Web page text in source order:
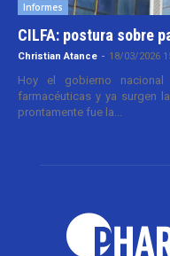
Informes
CILFA: postura sobre
Christian Atance - 18/03/2026
Hoy el gobierno
farmacéuticas y ya surgen
prontamente fue la...